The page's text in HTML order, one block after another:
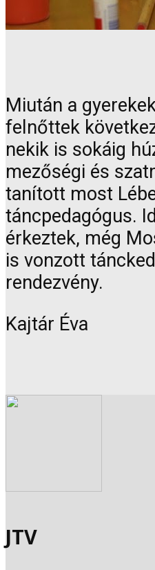
Miután a
felnőttek
nekik is sokáig
mezőségi és
tanított most
táncpedagógus.
érkeztek, még
is vonzott
rendezvény.
Kajtár Éva
JTV